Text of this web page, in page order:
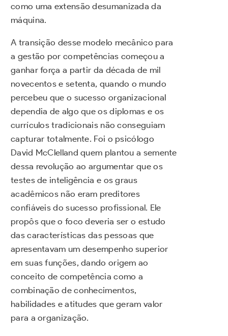
como uma extensão desumanizada da
máquina.
A transição desse modelo mecânico para
a gestão por competências começou a
ganhar força a partir da década de mil
novecentos e setenta, quando o mundo
percebeu que o sucesso organizacional
dependia de algo que os diplomas e os
currículos tradicionais não conseguiam
capturar totalmente. Foi o psicólogo
David McClelland quem plantou a semente
dessa revolução ao argumentar que os
testes de inteligência e os graus
acadêmicos não eram preditores
confiáveis do sucesso profissional. Ele
propôs que o foco deveria ser o estudo
das características das pessoas que
apresentavam um desempenho superior
em suas funções, dando origem ao
conceito de competência como a
combinação de conhecimentos,
habilidades e atitudes que geram valor
para a organização.